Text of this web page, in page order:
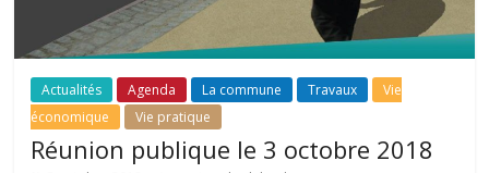
Actualités Agenda La commune Travaux
Vie
économique
Vie pratique
Réunion publique le 3 octobre 2018